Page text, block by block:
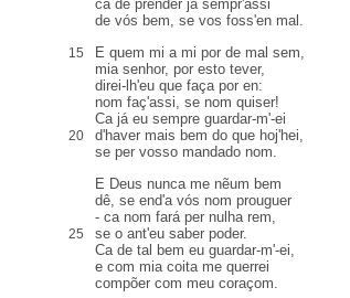
ca de prender já sempr'assi
de vós bem, se vos foss'en mal.
15
E quem mi a mi por de mal sem,
mia senhor, por esto tever,
direi-lh'eu que faça por en:
nom faç'assi, se nom quiser!
Ca já eu sempre guardar-m'-ei
20
d'haver mais bem do que hoj'hei,
se per vosso mandado nom.
E Deus nunca me nẽum bem
dê, se end'a vós nom prouguer
- ca nom fará per nulha rem,
25
se o ant'eu saber poder.
Ca de tal bem eu guardar-m'-ei,
e com mia coita me querrei
compõer com meu coraçom.